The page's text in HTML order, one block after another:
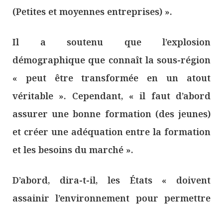
(Petites et moyennes entreprises) ».
Il a soutenu que l’explosion
démographique que connaît la sous-région
« peut être transformée en un atout
véritable ». Cependant, « il faut d’abord
assurer une bonne formation (des jeunes)
et créer une adéquation entre la formation
et les besoins du marché ».
D’abord, dira-t-il, les États « doivent
assainir l’environnement pour permettre